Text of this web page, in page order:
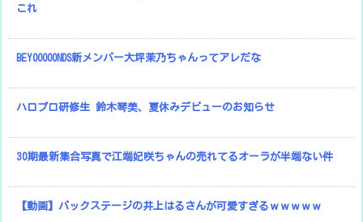
これ
BEYOOOOONDS新メンバー大坪茉乃ちゃんってアレだな
ハロプロ研修生 鈴木琴美、夏休みデビューのお知らせ
30期最新集合写真で江端妃咲ちゃんの売れてるオーラが半端ない件
【動画】バックステージの井上はるさんが可愛すぎるｗｗｗｗｗ